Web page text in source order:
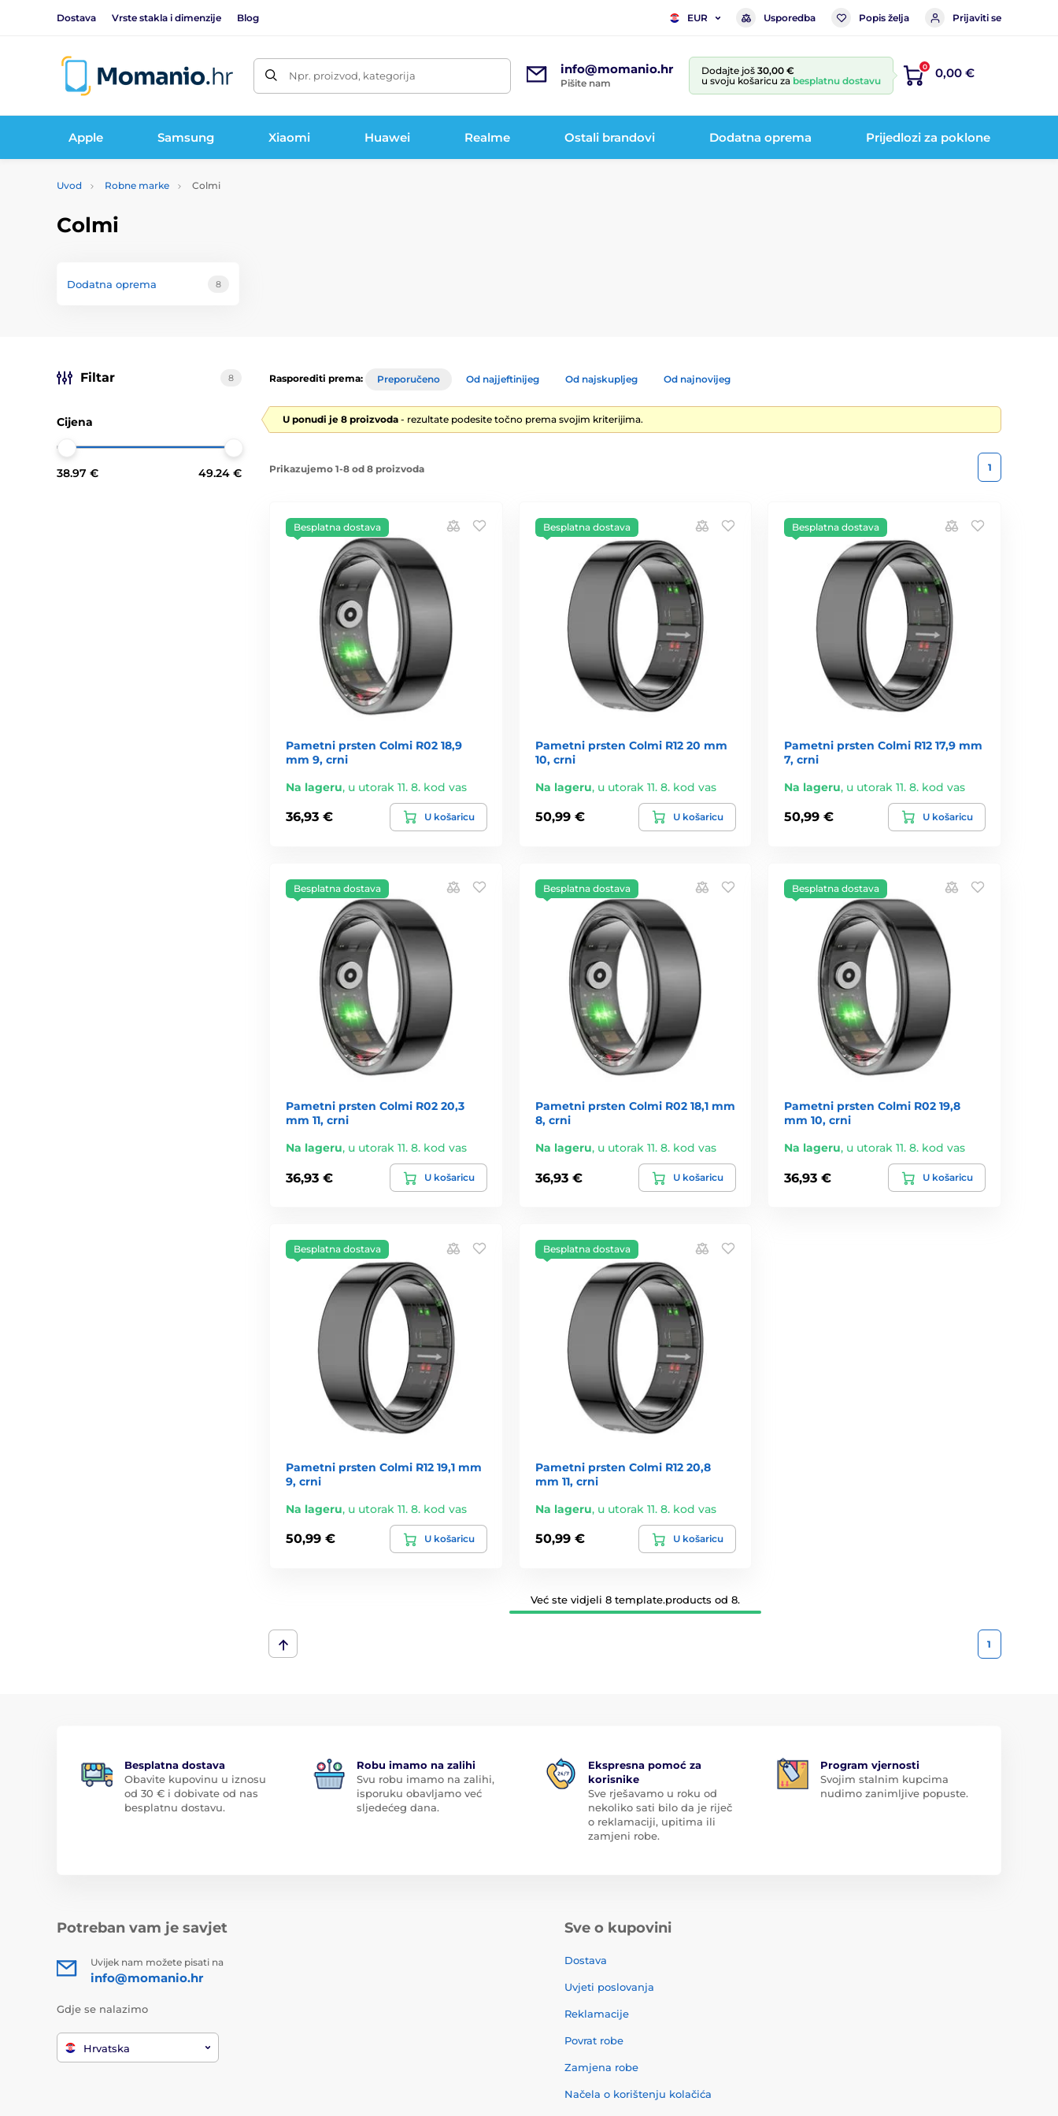
Dostava Vrste stakla i dimenzije Blog EUR Usporedba Popis želja Prijaviti se
Npr. proizvod, kategorija info@momanio.hr
Pišite nam
Dodajte još 30,00 €
u svoju košaricu za besplatnu dostavu
0 0,00 €
Apple Samsung Xiaomi Huawei Realme Ostali brandovi Dodatna oprema Prijedlozi za poklone
Uvod Robne marke Colmi
Colmi
Dodatna oprema 8
Filtar 8
Cijena
38.97 € 49.24 €
Rasporediti prema: Preporučeno Od najjeftinijeg Od najskupljeg Od najnovijeg
U ponudi je 8 proizvoda - rezultate podesite točno prema svojim kriterijima.
Prikazujemo 1-8 od 8 proizvoda 1
Besplatna dostava
Pametni prsten Colmi R02 18,9
mm 9, crni
Na lageru, u utorak 11. 8. kod vas
36,93 € U košaricu
Besplatna dostava
Pametni prsten Colmi R12 20 mm
10, crni
Na lageru, u utorak 11. 8. kod vas
50,99 € U košaricu
Besplatna dostava
Pametni prsten Colmi R12 17,9 mm
7, crni
Na lageru, u utorak 11. 8. kod vas
50,99 € U košaricu
Besplatna dostava
Pametni prsten Colmi R02 20,3
mm 11, crni
Na lageru, u utorak 11. 8. kod vas
36,93 € U košaricu
Besplatna dostava
Pametni prsten Colmi R02 18,1 mm
8, crni
Na lageru, u utorak 11. 8. kod vas
36,93 € U košaricu
Besplatna dostava
Pametni prsten Colmi R02 19,8
mm 10, crni
Na lageru, u utorak 11. 8. kod vas
36,93 € U košaricu
Besplatna dostava
Pametni prsten Colmi R12 19,1 mm
9, crni
Na lageru, u utorak 11. 8. kod vas
50,99 € U košaricu
Besplatna dostava
Pametni prsten Colmi R12 20,8
mm 11, crni
Na lageru, u utorak 11. 8. kod vas
50,99 € U košaricu
Već ste vidjeli 8 template.products od 8.
1
Besplatna dostava
Obavite kupovinu u iznosu
od 30 € i dobivate od nas
besplatnu dostavu.
Robu imamo na zalihi
Svu robu imamo na zalihi,
isporuku obavljamo već
sljedećeg dana.
Ekspresna pomoć za
korisnike
Sve rješavamo u roku od
nekoliko sati bilo da je riječ
o reklamaciji, upitima ili
zamjeni robe.
Program vjernosti
Svojim stalnim kupcima
nudimo zanimljive popuste.
Potreban vam je savjet
Uvijek nam možete pisati na
info@momanio.hr
Gdje se nalazimo
Hrvatska
Sve o kupovini
Dostava
Uvjeti poslovanja
Reklamacije
Povrat robe
Zamjena robe
Načela o korištenju kolačića